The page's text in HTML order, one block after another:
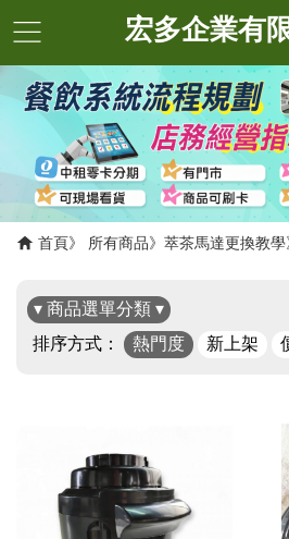
宏多企業有
首頁 所有商品 萃茶馬達更換教學
▾ 商品選單分類 ▾
排序方式：
熱門度 新上架